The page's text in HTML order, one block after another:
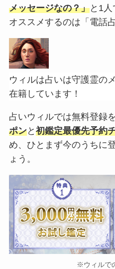
メッセージなの？」と1人
オススメするのは「電話
ウィルは占いは守護霊の
在籍しています！
占いウィルでは無料登録
ポンと 初鑑定最優先予約
め、ひとまず今のうちに
ょう。
※ウィルで